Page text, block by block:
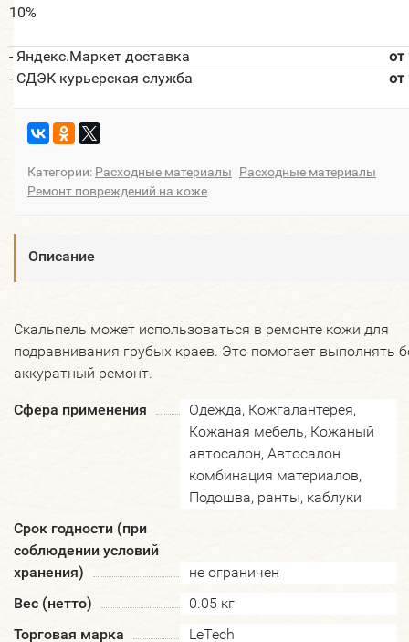
10%
- Яндекс.Маркет доставка
- СДЭК курьерская служба
Категории: Расходные материалы
Расходные материалы
Ремонт повреждений на коже
Описание
Скальпель может использоваться в ремонте кожи для
подравнивания грубых краев. Это помогает выполнять
аккуратный ремонт.
Сфера применения
Одежда, Кожгалантерея,
Кожаная мебель, Кожаный
автосалон, Автосалон
комбинация материалов,
Подошва, ранты, каблуки
Срок годности (при
соблюдении условий
хранения)
не ограничен
Вес (нетто)
0.05 кг
Торговая марка
LeTech